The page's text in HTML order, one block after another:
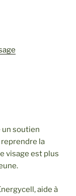
un soutien
reprendre la
visage est plus
aide à